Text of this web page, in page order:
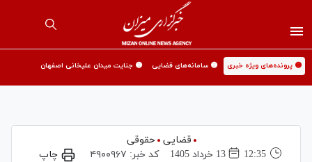
🟡 پرونده‌های ویژه خبری 🟡 سامانه‌های قضایی 🟡 جنایت میدان علیخانی اصفهان
قضایی حقوقی
12:35
13 خرداد 1405 کد خبر: ۴۹۰۰۹۶۷ چاپ